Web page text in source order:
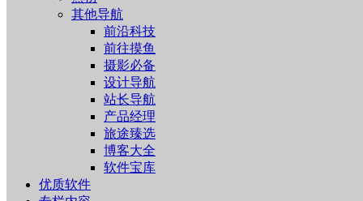
其他导航
前沿科技
前往摸鱼
摄影必备
设计导航
站长导航
产品经理
旅途臻选
博客大全
软件宝库
优质软件